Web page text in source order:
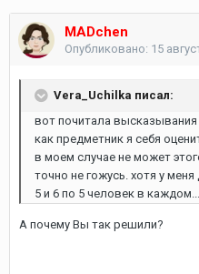
MADchen
Опубликовано: 15
Vera_Uchilka писал:
вот почитала
как предметник я себя
в моем случае не может
точно не гожусь. хотя у
5 и 6 по 5 человек в каждом...
А почему Вы так решили?